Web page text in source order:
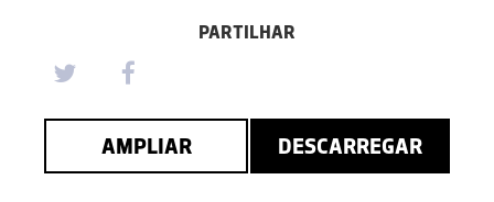
PARTILHAR
AMPLIAR DESCARREGAR